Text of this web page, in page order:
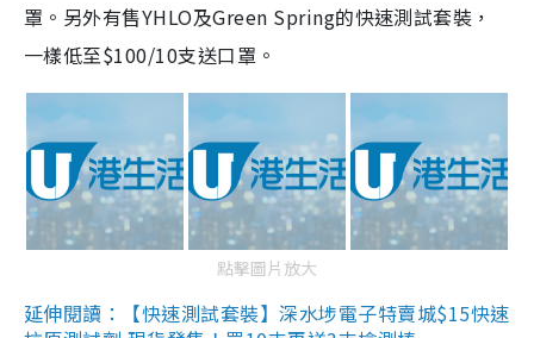
罩。另外有售YHLO及Green Spring的快速測試套裝，
一樣低至$100/10支送口罩。
點擊圖片放大
延伸閱讀：【快速測試套裝】深水埗電子特賣城$15快速